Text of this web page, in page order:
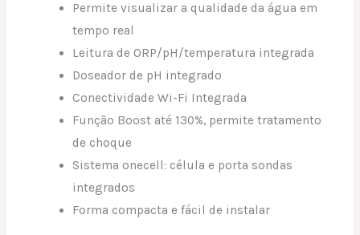
Permite visualizar a qualidade da água em
tempo real
Leitura de ORP/pH/temperatura integrada
Doseador de pH integrado
Conectividade Wi-Fi Integrada
Função Boost até 130%, permite tratamento
de choque
Sistema onecell: célula e porta sondas
integrados
Forma compacta e fácil de instalar